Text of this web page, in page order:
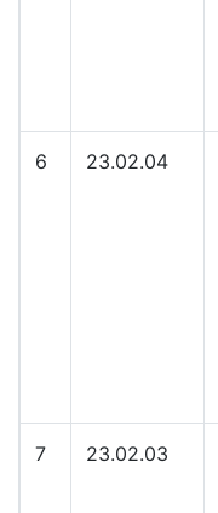
6 23.02.04
7 23.02.03